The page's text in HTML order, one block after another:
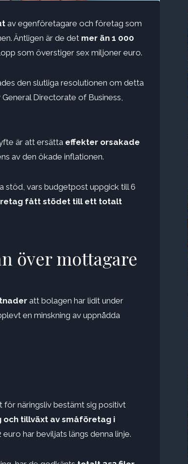
av egenföretagare och företag som
Äntligen är de det mer än 1 000
som överstiger sex miljoner euro.
den slutliga resolutionen om detta
Directorate of Business,
är att ersätta effekter orsakade
av den ökade inflationen.
stöd, vars budgetpost uppgick till 6
fått stödet till ett totalt
över mottagare
att bolagen har lidit under
en minskning av uppnådda
näringsliv bestämt sig positivt
och tillväxt av småföretag i
har beviljats ​​längs denna linje.